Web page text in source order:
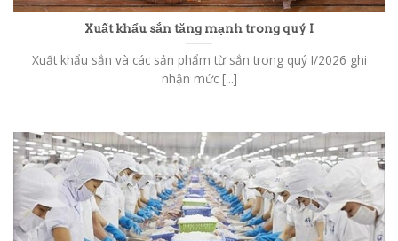
Xuất khẩu sắn tăng mạnh trong quý I
Xuất khẩu sắn và các sản phẩm từ sắn trong quý I/2026 ghi
nhận mức [...]